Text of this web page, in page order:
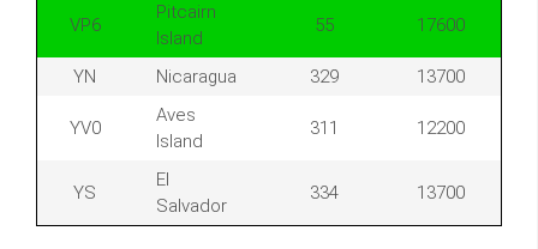
VP6
Pitcairn
Island
55 17600
YN Nicaragua 329 13700
YV0
Aves
Island
311 12200
YS
El
Salvador
334 13700